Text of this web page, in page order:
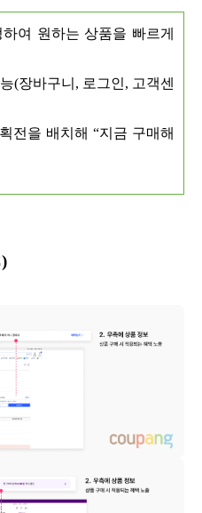
여 원하는 상품을 빠르게
(장바구니, 로그인, 고객센
전을 배치해 “지금 구매해